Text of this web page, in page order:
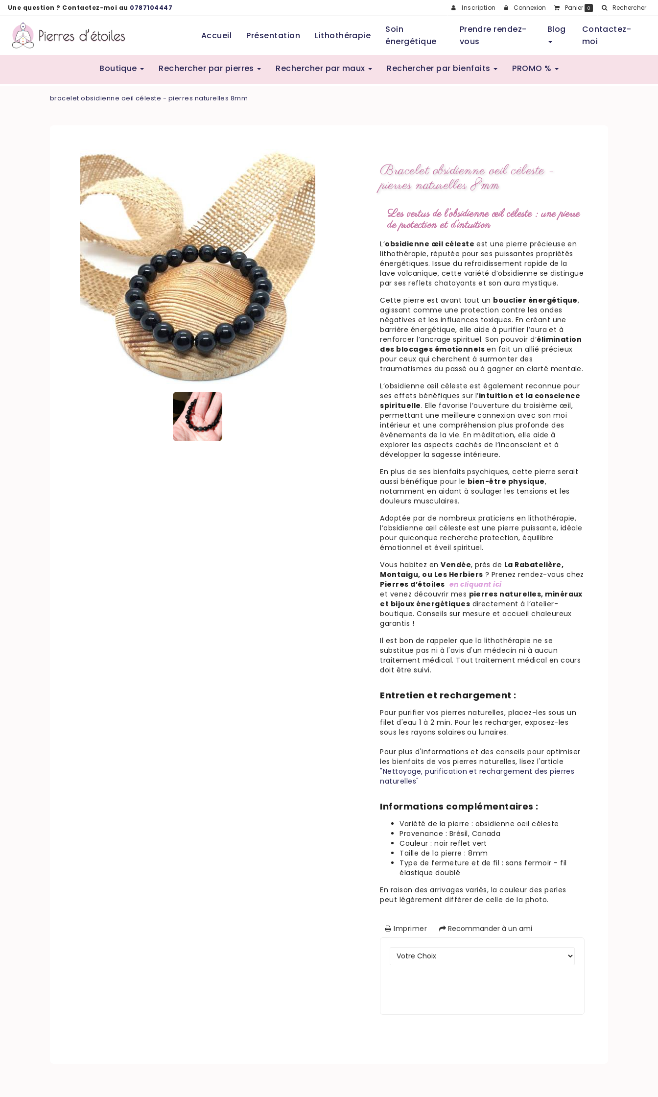
Accueil Présentation Lithothérapie
Soin
énergétique
Prendre rendez-
vous
Blog
Contactez-
moi
Boutique Rechercher par pierres Rechercher par maux Rechercher par bienfaits PROMO %
bracelet obsidienne oeil céleste - pierres naturelles 8mm
Bracelet obsidienne oeil céleste -
pierres naturelles 8mm
Les vertus de l’obsidienne œil céleste : une pierre
de protection et d’intuition
L’obsidienne œil céleste est une pierre précieuse en
lithothérapie, réputée pour ses puissantes propriétés
énergétiques. Issue du refroidissement rapide de la
lave volcanique, cette variété d’obsidienne se distingue
par ses reflets chatoyants et son aura mystique.
Cette pierre est avant tout un bouclier énergétique,
agissant comme une protection contre les ondes
négatives et les influences toxiques. En créant une
barrière énergétique, elle aide à purifier l’aura et à
renforcer l’ancrage spirituel. Son pouvoir d’élimination
des blocages émotionnels en fait un allié précieux
pour ceux qui cherchent à surmonter des
traumatismes du passé ou à gagner en clarté mentale.
L’obsidienne œil céleste est également reconnue pour
ses effets bénéfiques sur l’intuition et la conscience
spirituelle. Elle favorise l’ouverture du troisième œil,
permettant une meilleure connexion avec son moi
intérieur et une compréhension plus profonde des
événements de la vie. En méditation, elle aide à
explorer les aspects cachés de l’inconscient et à
développer la sagesse intérieure.
En plus de ses bienfaits psychiques, cette pierre serait
aussi bénéfique pour le bien-être physique,
notamment en aidant à soulager les tensions et les
douleurs musculaires.
Adoptée par de nombreux praticiens en lithothérapie,
l’obsidienne œil céleste est une pierre puissante, idéale
pour quiconque recherche protection, équilibre
émotionnel et éveil spirituel.
Vous habitez enVendée, près de La Rabatelière,
Montaigu, ou Les Herbiers ? Prenez rendez-vous chez
Pierres d’étoiles en cliquant ici
et venez découvrir mes pierres naturelles, minéraux
et bijoux énergétiques directement à l’atelier-
boutique. Conseils sur mesure et accueil chaleureux
garantis !
Il est bon de rappeler que la lithothérapie ne se
substitue pas ni à l'avis d'un médecin ni à aucun
traitement médical. Tout traitement médical en cours
doit être suivi.
Entretien et rechargement :
Pour purifier vos pierres naturelles, placez-les sous un
filet d'eau 1 à 2 min. Pour les recharger, exposez-les
sous les rayons solaires ou lunaires.
Pour plus d'informations et des conseils pour optimiser
les bienfaits de vos pierres naturelles, lisez l'article
"Nettoyage, purification et rechargement des pierres
naturelles"
Informations complémentaires :
Variété de la pierre : obsidienne oeil céleste
Provenance : Brésil, Canada
Couleur : noir reflet vert
Taille de la pierre : 8mm
Type de fermeture et de fil : sans fermoir - fil
élastique doublé
En raison des arrivages variés, la couleur des perles
peut légèrement différer de celle de la photo.
Imprimer Recommander à un ami
Une question ? Contactez-moi au 0787104447 Inscription Connexion Panier 0 Rechercher
Panneau de gestion des cookies